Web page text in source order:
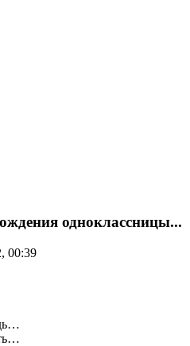
одноклассницы...
00:39